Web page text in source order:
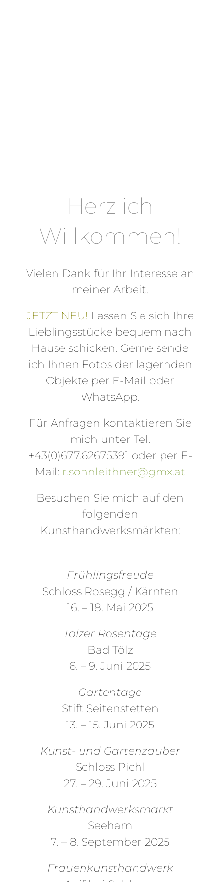
Herzlich
Willkommen!
Vielen Dank für Ihr Interesse an
meiner Arbeit.
JETZT NEU! Lassen Sie sich Ihre
Lieblingsstücke bequem nach
Hause schicken. Gerne sende
ich Ihnen Fotos der lagernden
Objekte per E-Mail oder
WhatsApp.
Für Anfragen kontaktieren Sie
mich unter Tel.
+43(0)677.62675391 oder per E-
Mail: r.sonnleithner@gmx.at
Besuchen Sie mich auf den
folgenden
Kunsthandwerksmärkten:
Frühlingsfreude
Schloss Rosegg / Kärnten
16. – 18. Mai 2025
Tölzer Rosentage
Bad Tölz
6. – 9. Juni 2025
Gartentage
Stift Seitenstetten
13. – 15. Juni 2025
Kunst- und Gartenzauber
Schloss Pichl
27. – 29. Juni 2025
Kunsthandwerksmarkt
Seeham
7. – 8. September 2025
Frauenkunsthandwerk